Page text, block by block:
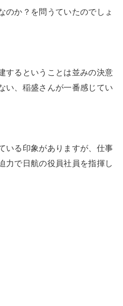
のか？を問うていたのでしょ
するということは並みの決意
い、稲盛さんが一番感じてい
いる印象がありますが、仕事
力で日航の役員社員を指揮し